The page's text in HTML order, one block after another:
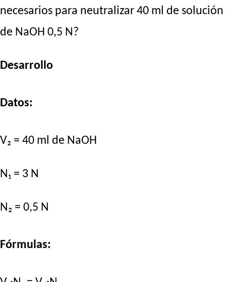
necesarios para neutralizar 40 ml de solución
de NaOH 0,5 N?
Desarrollo
Datos:
V₂ = 40 ml de NaOH
N₁ = 3 N
N₂ = 0,5 N
Fórmulas: